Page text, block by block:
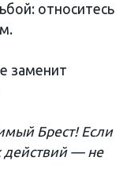
относитесь
заменит
Брест! Если
действий — не